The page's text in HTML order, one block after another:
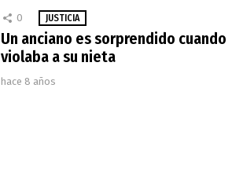
0 JUSTICIA
Un anciano es sorprendido cuando
violaba a su nieta
hace 8 años